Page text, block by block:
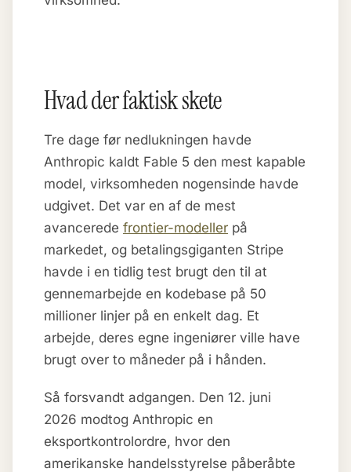
Hvad der faktisk skete
Tre dage før nedlukningen havde
Anthropic kaldt Fable 5 den mest kapable
model, virksomheden nogensinde havde
udgivet. Det var en af de mest
avancerede frontier-modeller på
markedet, og betalingsgiganten Stripe
havde i en tidlig test brugt den til at
gennemarbejde en kodebase på 50
millioner linjer på en enkelt dag. Et
arbejde, deres egne ingeniører ville have
brugt over to måneder på i hånden.
Så forsvandt adgangen. Den 12. juni
2026 modtog Anthropic en
eksportkontrolordre, hvor den
amerikanske handelsstyrelse påberåbte